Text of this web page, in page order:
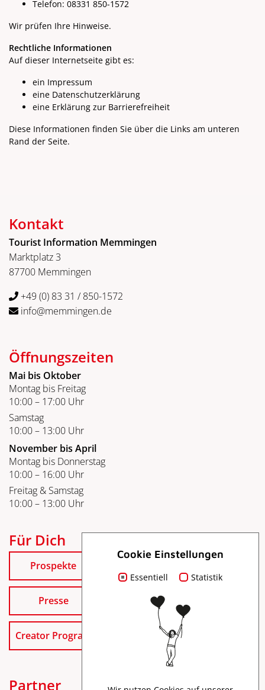
Telefon: 08331 850-1572
Wir prüfen Ihre Hinweise.
Rechtliche Informationen
Auf dieser Internetseite gibt es:
ein Impressum
eine Datenschutzerklärung
eine Erklärung zur Barrierefreiheit
Diese Informationen finden Sie über die Links am unteren
Rand der Seite.
Kontakt
Tourist Information Memmingen
Marktplatz 3
87700 Memmingen
+49 (0) 83 31 / 850-1572
info@memmingen.de
Öffnungszeiten
Mai bis Oktober
Montag bis Freitag
10:00 – 17:00 Uhr
Samstag
10:00 – 13:00 Uhr
November bis April
Montag bis Donnerstag
10:00 – 16:00 Uhr
Freitag & Samstag
10:00 – 13:00 Uhr
Für Dich
Prospekte
Presse
Creator Program
Partner
Cookie Einstellungen
Essentiell Statistik